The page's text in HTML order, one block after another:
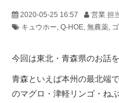
2020-05-25 16:57 営業 担
キュウホー Q-HOE 無農薬
今回は東北・青森県のお話
青森といえば本州の最北端
のマグロ・津軽リンゴ・ね